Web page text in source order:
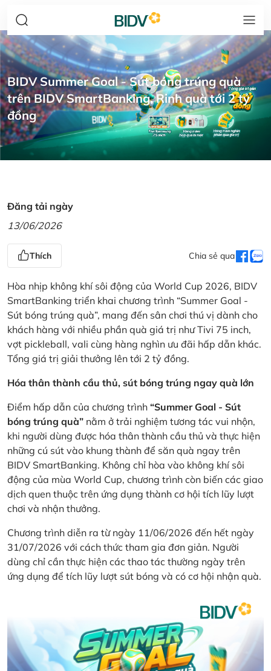
BIDV Summer Goal - Sút bóng trúng quà
trên BIDV SmartBanking, Rinh quà tới 2 tỷ
đồng
Đăng tải ngày
13/06/2026
Thích Chia sẻ qua
Hòa nhịp không khí sôi động của World Cup 2026, BIDV
SmartBanking triển khai chương trình “Summer Goal -
Sút bóng trúng quà”, mang đến sân chơi thú vị dành cho
khách hàng với nhiều phần quà giá trị như Tivi 75 inch,
vợt pickleball, vali cùng hàng nghìn ưu đãi hấp dẫn khác.
Tổng giá trị giải thưởng lên tới 2 tỷ đồng.
Hóa thân thành cầu thủ, sút bóng trúng ngay quà lớn
Điểm hấp dẫn của chương trình “Summer Goal - Sút
bóng trúng quà” nằm ở trải nghiệm tương tác vui nhộn,
khi người dùng được hóa thân thành cầu thủ và thực hiện
những cú sút vào khung thành để săn quà ngay trên
BIDV SmartBanking. Không chỉ hòa vào không khí sôi
động của mùa World Cup, chương trình còn biến các giao
dịch quen thuộc trên ứng dụng thành cơ hội tích lũy lượt
chơi và nhận thưởng.
Chương trình diễn ra từ ngày 11/06/2026 đến hết ngày
31/07/2026 với cách thức tham gia đơn giản. Người
dùng chỉ cần thực hiện các thao tác thường ngày trên
ứng dụng để tích lũy lượt sút bóng và có cơ hội nhận quà.